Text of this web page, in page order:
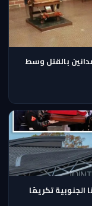
بالقتل وسط
تكريمًا